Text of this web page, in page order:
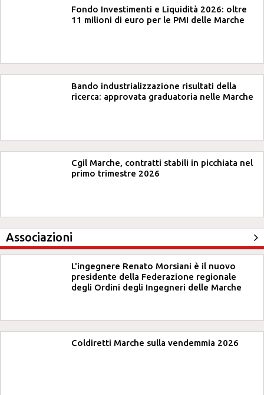
Fondo Investimenti e Liquidità 2026: oltre
11 milioni di euro per le PMI delle Marche
Bando industrializzazione risultati della
ricerca: approvata graduatoria nelle Marche
Cgil Marche, contratti stabili in picchiata nel
primo trimestre 2026
Associazioni
L'ingegnere Renato Morsiani è il nuovo
presidente della Federazione regionale
degli Ordini degli Ingegneri delle Marche
Coldiretti Marche sulla vendemmia 2026